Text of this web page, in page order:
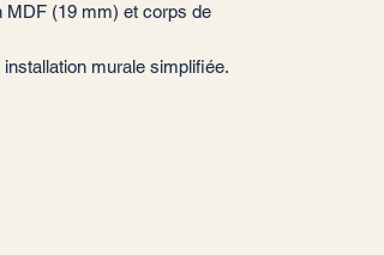
MDF (19 mm) et corps de
murale simplifiée.